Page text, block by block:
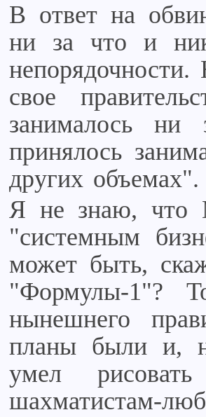
В ответ на
ни за что и
свое
занималось ни
принялось
других объемах".
Я не знаю, что
"системным
может быть,
"Формулы-1"?
нынешнего
планы были и,
умел
шахматистам-